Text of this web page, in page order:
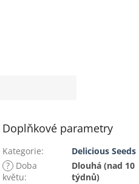
Doplňkové parametry
Kategorie:
Delicious Seeds
? Doba
květu:
Dlouhá (nad 10
týdnů)